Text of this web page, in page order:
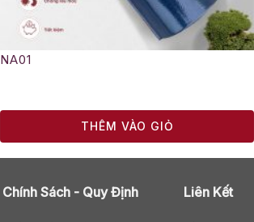
NA01
THÊM VÀO GIỎ
Chính Sách - Quy Định Liên Kết